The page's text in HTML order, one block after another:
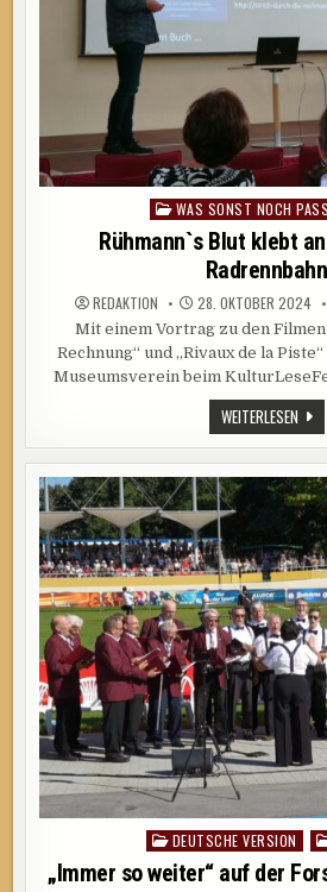
Posted
in
WAS SONST NOCH
Rühmann`s Blut klebt
Radrennbahn
REDAKTION 28. OKTOBER 2024
Mit einem Vortrag zu den
Rechnung“ und „Rivaux de la
Museumsverein beim
WEITERLESEN
BLUT
AN
DER
Posted
DEUTSCHE VERSION
„Immer so weiter“ auf der